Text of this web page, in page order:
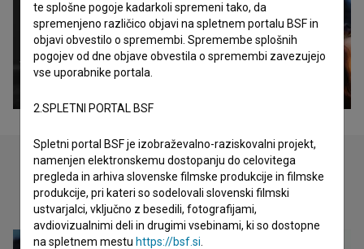
Oglejte si
te splošne pogoje kadarkoli spremeni tako, da
spremenjeno različico objavi na spletnem portalu BSF in
objavi obvestilo o spremembi. Spremembe splošnih
pogojev od dne objave obvestila o spremembi zavezujejo
vse uporabnike portala.
2.SPLETNI PORTAL BSF
Spletni portal BSF je izobraževalno-raziskovalni projekt,
namenjen elektronskemu dostopanju do celovitega
pregleda in arhiva slovenske filmske produkcije in filmske
produkcije, pri kateri so sodelovali slovenski filmski
ustvarjalci, vključno z besedili, fotografijami,
avdiovizualnimi deli in drugimi vsebinami, ki so dostopne
na spletnem mestu https://bsf.si